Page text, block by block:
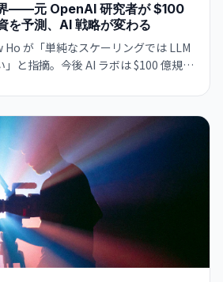
——元 OpenAI 研究者が $100
を予測、AI 戦略が変わる
が「単純なスケーリングでは LLM
と指摘。今後 AI ラボは $100 億規模
ション問題」を解決へ。AI 開発の次の